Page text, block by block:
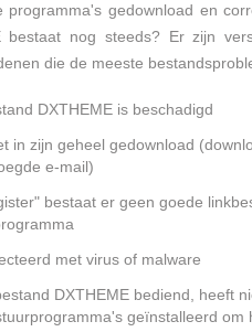
gedownload en
bestaat nog steeds? Er zijn
die de meeste
DXTHEME is beschadigd
in zijn geheel gedownload
e-mail)
bestaat er geen goede
met virus of malware
DXTHEME bediend, heeft
geïnstalleerd om